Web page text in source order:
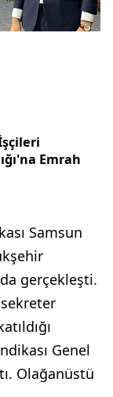
Emrah
Samsun
gerçekleşti.
Genel
Olağanüstü